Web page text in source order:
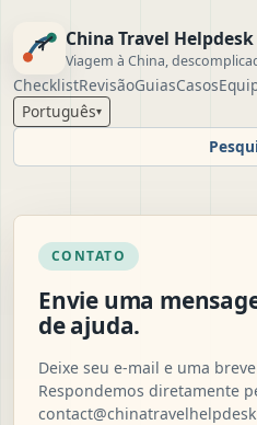
China Travel Helpdesk
Viagem à China,
ChecklistRevisãoGuiasCasos
Português▾
CONTATO
Envie uma
de ajuda.
Deixe seu e-mail e uma
Respondemos diretamente